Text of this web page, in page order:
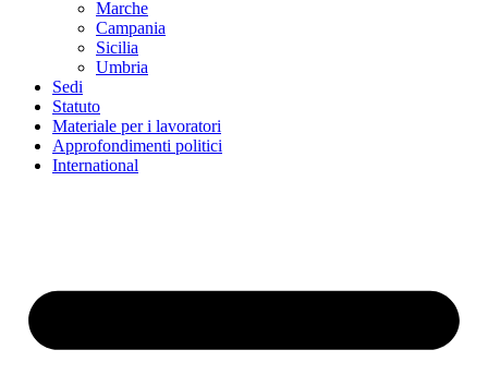
Marche
Campania
Sicilia
Umbria
Sedi
Statuto
Materiale per i lavoratori
Approfondimenti politici
International